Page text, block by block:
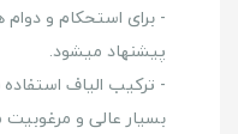
- برای استحکام و دوام
پیشنهاد میشود.
- ترکیب الیاف
بسیار عالی و